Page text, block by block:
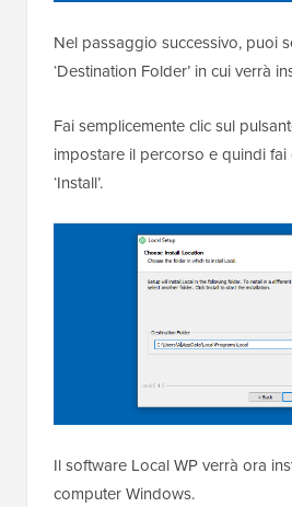
Nel passaggio successivo, puoi
‘Destination Folder’ in cui verrà
Fai semplicemente clic sul
impostare il percorso e quindi fai
‘Install’.
Il software Local WP verrà ora
computer Windows.